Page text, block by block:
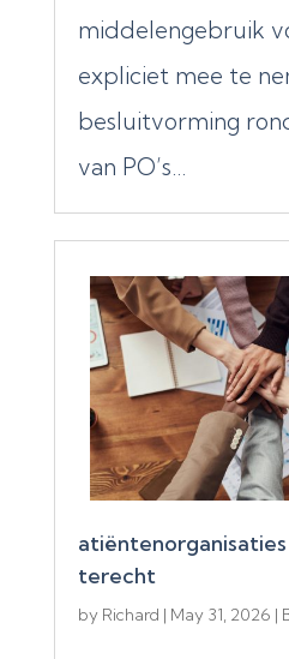
middelengebruik
expliciet mee te
besluitvorming
van PO’s...
terecht
by Richard | May 31, 2026 |